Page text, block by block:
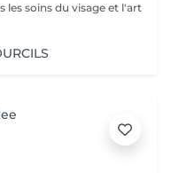
les soins du visage et l'art